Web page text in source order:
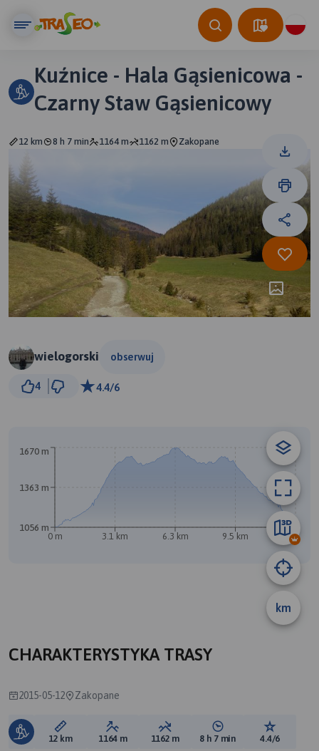
Kuźnice - Hala Gąsienicowa -
Czarny Staw Gąsienicowy
12 km 8 h 7 min 1164 m 1162 m Zakopane
wielogorski obserwuj
4 4.4/6
km
0 m 3.1 km 6.3 km 9.5 km 12 km
1056 m
1363 m
1670 m
CHARAKTERYSTYKA TRASY
2015-05-12 Zakopane
Długość trasy:
12 km Suma przewyższeń:
1164 m Suma spadków:
1162 m Średni czas potrzebny
8 h 7 min Ocena
4.4/6